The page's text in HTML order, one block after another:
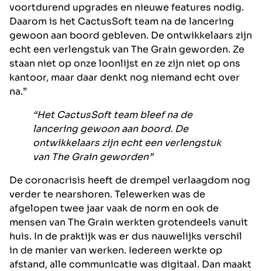
voortdurend upgrades en nieuwe features nodig.
Daarom is het CactusSoft team na de lancering
gewoon aan boord gebleven. De ontwikkelaars zijn
echt een verlengstuk van The Grain geworden. Ze
staan ​​niet op onze loonlijst en ze zijn niet op ons
kantoor, maar daar denkt nog niemand echt over
na.”
“Het CactusSoft team bleef na de
lancering gewoon aan boord. De
ontwikkelaars zijn echt een verlengstuk
van The Grain geworden”
De coronacrisis heeft de drempel verlaagdom nog
verder te nearshoren. Telewerken was de
afgelopen twee jaar vaak de norm en ook de
mensen van The Grain werkten grotendeels vanuit
huis. In de praktijk was er dus nauwelijks verschil
in de manier van werken. Iedereen werkte op
afstand, alle communicatie was digitaal. Dan maakt